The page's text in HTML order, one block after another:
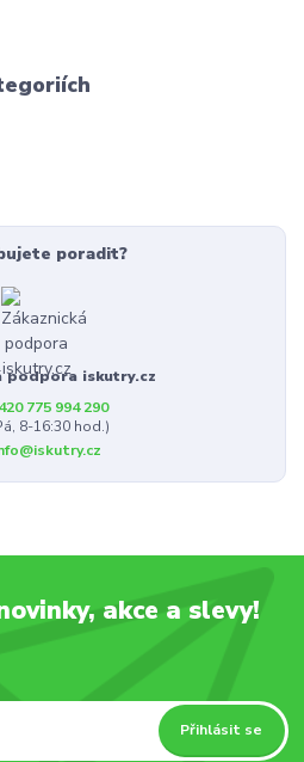
poradit?
podpora iskutry.cz
775 994 290
8-16:30 hod.)
akce a slevy!
Přihlásit se